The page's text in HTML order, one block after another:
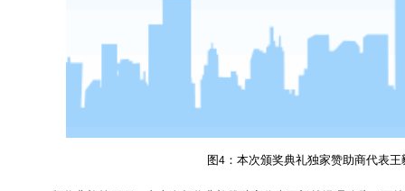
图4：本次颁奖典礼独家赞助商代表王